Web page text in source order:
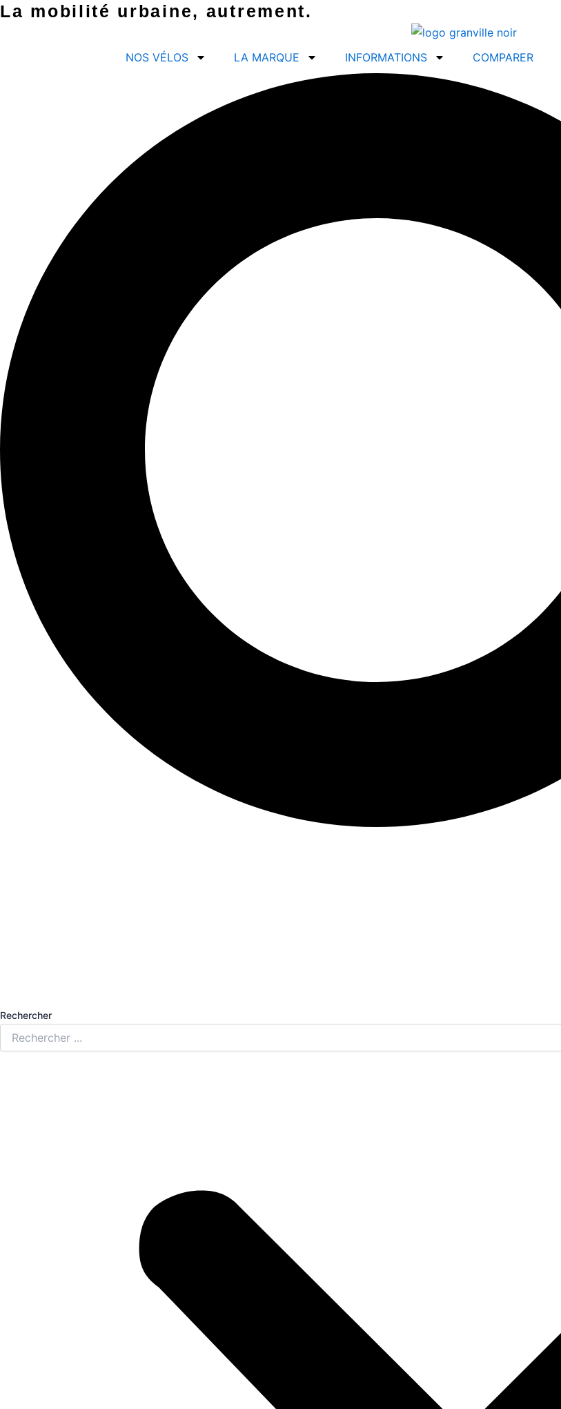
Aller
La mobilité urbaine, autrement.
NOS VÉLOS LA MARQUE INFORMATIONS COMPARER
Rechercher